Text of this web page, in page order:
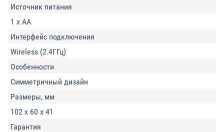
Источник питания
1 x AA
Интерфейс подключения
Wireless (2.4ГГц)
Особенности
Симметричный дизайн
Размеры, мм
102 x 60 x 41
Гарантия